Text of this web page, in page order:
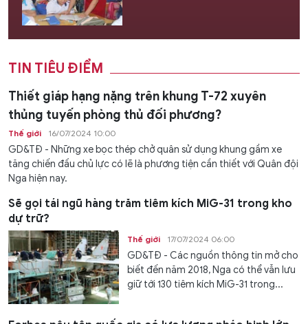
TIN TIÊU ĐIỂM
Thiết giáp hạng nặng trên khung T-72 xuyên
thủng tuyến phòng thủ đối phương?
Thế giới 16/07/2024 10:00
GD&TĐ - Những xe bọc thép chở quân sử dụng khung gầm xe
tăng chiến đấu chủ lực có lẽ là phương tiện cần thiết với Quân đội
Nga hiện nay.
Sẽ gọi tái ngũ hàng trăm tiêm kích MiG-31 trong kho
dự trữ?
Thế giới 17/07/2024 06:00
GD&TĐ - Các nguồn thông tin mở cho
biết đến năm 2018, Nga có thể vẫn lưu
giữ tới 130 tiêm kích MiG-31 trong...